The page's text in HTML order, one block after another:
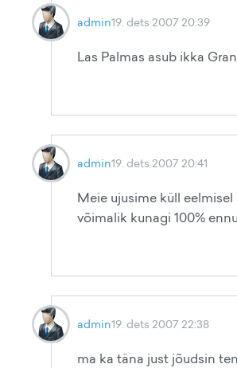
admin19. dets 2007 20:39
Las Palmas asub ikka
admin19. dets 2007 20:41
Meie ujusime küll
võimalik kunagi 100%
admin19. dets 2007 22:38
ma ka täna just jõudsin